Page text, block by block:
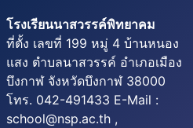
โรงเรียนนาสวรรค์พิทยาคม
ที่ตั้ง เลขที่ 199 หมู่ 4 บ้านหนอง
แสง ตำบลนาสวรรค์ อำเภอเมือง
บึงกาฬ จังหวัดบึงกาฬ 38000
โทร. 042-491433 E-Mail :
school@nsp.ac.th ,